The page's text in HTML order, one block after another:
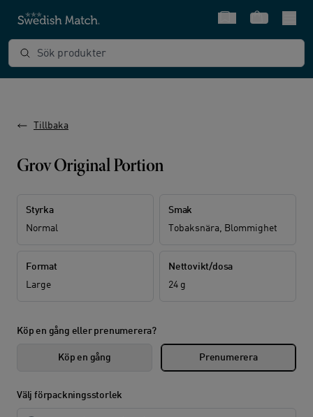
SnabbvalVarukorg
Sök produkter
Tillbaka
Grov Original Portion
Styrka
Normal
Smak
Tobaksnära, Blommighet
Format
Large
Nettovikt/dosa
24 g
Köp en gång eller prenumerera?
Köp en gång Prenumerera
Välj förpackningsstorlek